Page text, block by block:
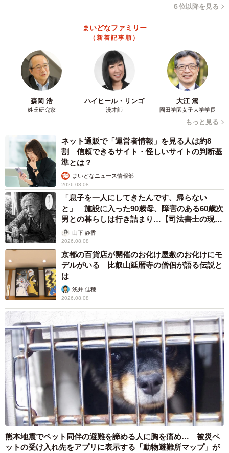
６位以降を見る
まいどなファミリー
（新着記事順）
森岡 浩
姓氏研究家
ハイヒール・リンゴ
漫才師
大江 篤
園田学園女子大学学長
もっと見る
ネット通販で「運営者情報」を見る人は約8
割 信頼できるサイト・怪しいサイトの判断基
準とは？
まいどなニュース情報部
2026.08.08
「息子を一人にしてきたんです、帰らない
と」 施設に入った90歳母、障害のある60歳次
男との暮らしは行き詰まり…【司法書士の現場
から】山下 静香
2026.08.08
京都の百貨店が開催のお化け屋敷のお化けにモ
デルがいる 比叡山延暦寺の僧侶が語る伝説と
は
浅井 佳穂
2026.08.08
熊本地震でペット同伴の避難を諦める人に胸を痛め… 被災ペ
ットの受け入れ先をアプリに表示する「動物避難所マップ」が